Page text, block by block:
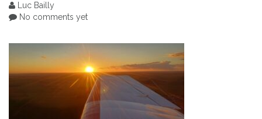
Luc Bailly
No comments yet